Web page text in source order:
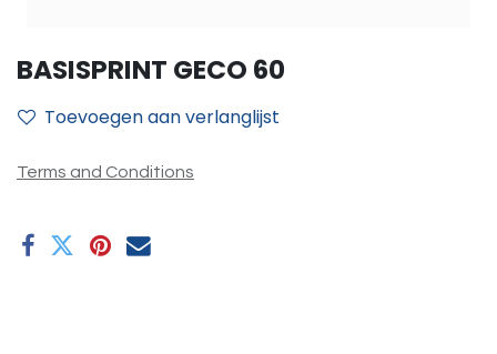
BASISPRINT GECO 60
Toevoegen aan verlanglijst
Terms and Conditions